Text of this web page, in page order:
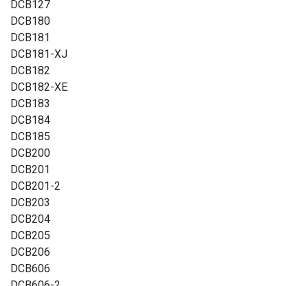
DCB127
DCB180
DCB181
DCB181-XJ
DCB182
DCB182-XE
DCB183
DCB184
DCB185
DCB200
DCB201
DCB201-2
DCB203
DCB204
DCB205
DCB206
DCB606